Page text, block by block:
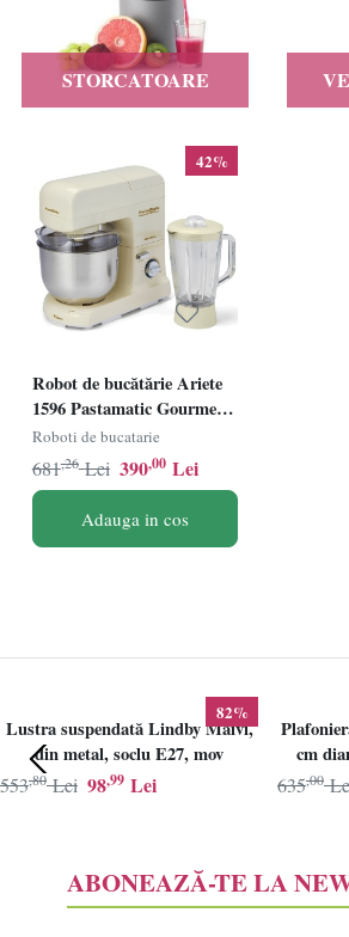
STORCATOARE
42%
Robot de bucătărie Ariete
1596 Pastamatic Gourmet
1950 Edition, sistem de
amestecare planetar
Roboti de bucatarie
390,00 Lei
681,26 Lei
Adauga in cos
82%
Lustra suspendată Lindby Maivi,
din metal, soclu E27, mov
98,99 Lei
553,80 Lei
cm
635,00
ABONEAZĂ-TE LA